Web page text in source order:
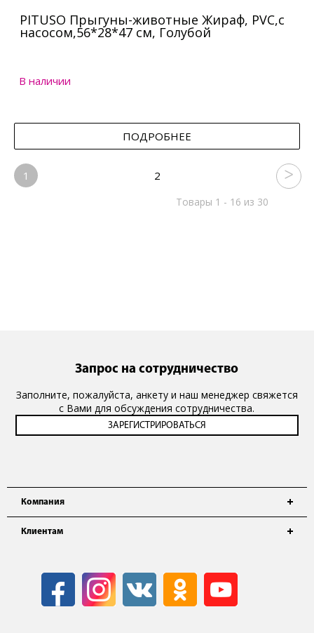
PITUSO Прыгуны-животные Жираф, PVC,с
насосом,56*28*47 см, Голубой
В наличии
ПОДРОБНЕЕ
1 2
Товары 1 - 16 из 30
Компания
Клиентам
Запрос на сотрудничество
Заполните, пожалуйста, анкету и наш менеджер свяжется
с Вами для обсуждения сотрудничества.